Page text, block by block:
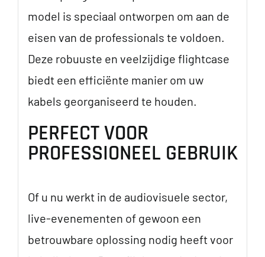
model is speciaal ontworpen om aan de
eisen van de professionals te voldoen.
Deze robuuste en veelzijdige flightcase
biedt een efficiënte manier om uw
kabels georganiseerd te houden.
PERFECT VOOR
PROFESSIONEEL GEBRUIK
Of u nu werkt in de audiovisuele sector,
live-evenementen of gewoon een
betrouwbare oplossing nodig heeft voor